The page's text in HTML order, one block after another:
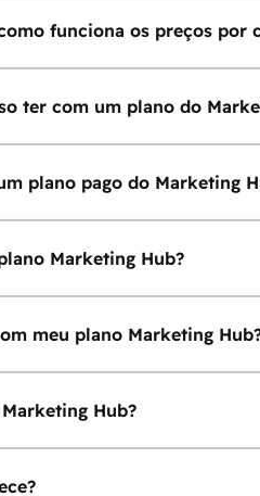
funciona os preços por
ter com um plano do
plano pago do Marketing
Marketing Hub?
meu plano Marketing
Hub?